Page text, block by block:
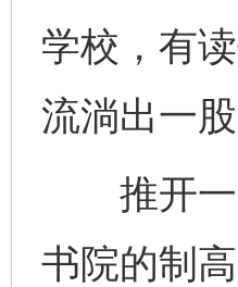
学校，有
流淌出一股
推开一
书院的制